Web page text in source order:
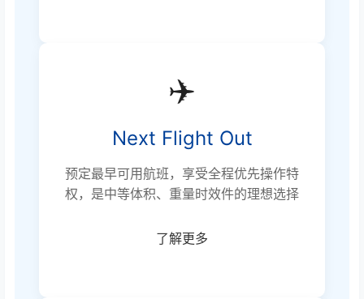
✈️
Next Flight Out
预定最早可用航班，享受全程优先操作特
权，是中等体积、重量时效件的理想选择
了解更多